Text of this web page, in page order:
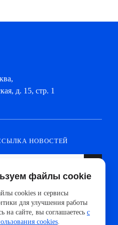
д. 15, стр. 1
НОВОСТЕЙ
от ведущих производителей и
АйДистрибьют
файлы cookie
cookies и сервисы
для улучшения работы
на сайте, вы соглашаетесь с
cookies.